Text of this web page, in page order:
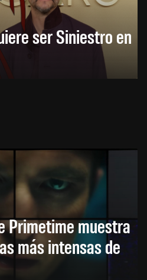
ser Siniestro en
Primetime muestra
más intensas de